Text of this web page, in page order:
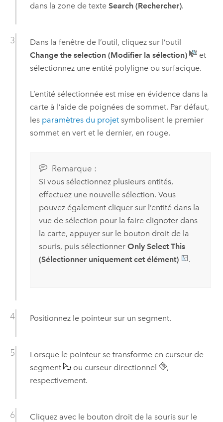
dans la zone de texte Search (Rechercher).
Dans la fenêtre de l’outil, cliquez sur l’outil
Change the selection (Modifier la sélection)
et
sélectionnez une entité polyligne ou surfacique.
L’entité sélectionnée est mise en évidence dans la
carte à l’aide de poignées de sommet. Par défaut,
les paramètres du projetsymbolisent le premier
sommet en vert et le dernier, en rouge.
Remarque :
Si vous sélectionnez plusieurs entités,
effectuez une nouvelle sélection. Vous
pouvez également cliquer sur l’entité dans la
vue de sélection pour la faire clignoter dans
la carte, appuyer sur le bouton droit de la
souris, puis sélectionner Only Select This
(Sélectionner uniquement cet élément)
.
Positionnez le pointeur sur un segment.
Lorsque le pointeur se transforme en curseur de
segment
ou curseur directionnel
,
respectivement.
Cliquez avec le bouton droit de la souris sur le